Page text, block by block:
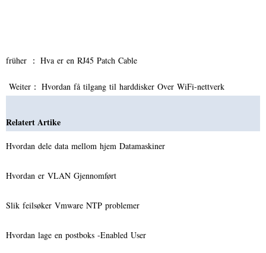
früher ： Hva er en RJ45 Patch Cable
Weiter： Hvordan få tilgang til harddisker Over WiFi-nettverk
Relatert Artike
Hvordan dele data mellom hjem Datamaskiner
Hvordan er VLAN Gjennomført
Slik feilsøker Vmware NTP problemer
Hvordan lage en postboks -Enabled User